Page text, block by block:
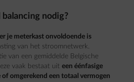
nodig?
je meterkast onvoldoende is
van het stroomnetwerk.
van een gemiddelde Belgische
vaak bestaat uit een éénfasige
omgerekend een totaal vermogen